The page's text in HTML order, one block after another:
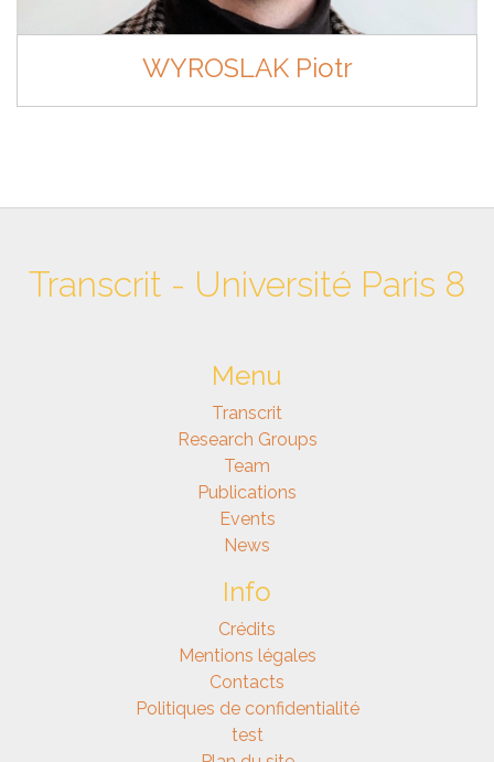
WYROSLAK Piotr
Transcrit - Université Paris 8
Menu
Transcrit
Research Groups
Team
Publications
Events
News
Info
Crédits
Mentions légales
Contacts
Politiques de confidentialité
test